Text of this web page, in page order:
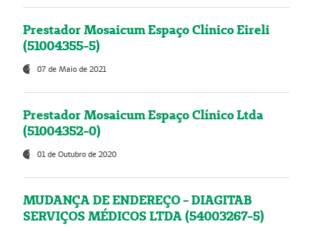
Prestador Mosaicum Espaço Clínico Eireli
(51004355-5)
07 de Maio de 2021
Prestador Mosaicum Espaço Clínico Ltda
(51004352-0)
01 de Outubro de 2020
MUDANÇA DE ENDEREÇO - DIAGITAB
SERVIÇOS MÉDICOS LTDA (54003267-5)